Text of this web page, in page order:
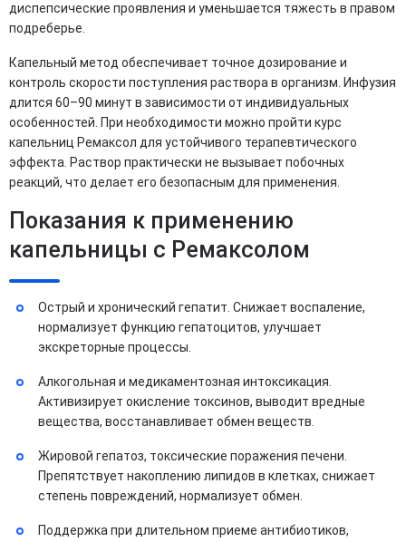
диспепсические проявления и уменьшается тяжесть в правом
подреберье.
Капельный метод обеспечивает точное дозирование и
контроль скорости поступления раствора в организм. Инфузия
длится 60–90 минут в зависимости от индивидуальных
особенностей. При необходимости можно пройти курс
капельниц Ремаксол для устойчивого терапевтического
эффекта. Раствор практически не вызывает побочных
реакций, что делает его безопасным для применения.
Показания к применению
капельницы с Ремаксолом
Острый и хронический гепатит. Снижает воспаление,
нормализует функцию гепатоцитов, улучшает
экскреторные процессы.
Алкогольная и медикаментозная интоксикация.
Активизирует окисление токсинов, выводит вредные
вещества, восстанавливает обмен веществ.
Жировой гепатоз, токсические поражения печени.
Препятствует накоплению липидов в клетках, снижает
степень повреждений, нормализует обмен.
Поддержка при длительном приеме антибиотиков,